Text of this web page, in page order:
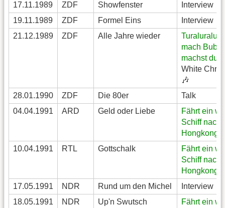
17.11.1989
ZDF Showfenster
Interview
19.11.1989
ZDF Formel Eins
Interview
21.12.1989
ZDF Alle Jahre wieder
mach Bubu
machst du
White
🎶
28.01.1990
ZDF Die 80er
Talk
04.04.1991
ARD Geld oder Liebe
Fährt ein
Schiff nach
Hongkong
10.04.1991
RTL Gottschalk
Fährt ein
Schiff nach
Hongkong
17.05.1991
NDR Rund um den Michel
Interview
18.05.1991
NDR Up'n Swutsch
Fährt ein